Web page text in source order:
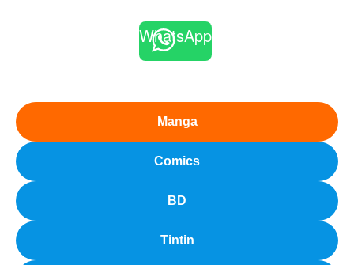
WhatsApp
Manga
Comics
BD
Tintin